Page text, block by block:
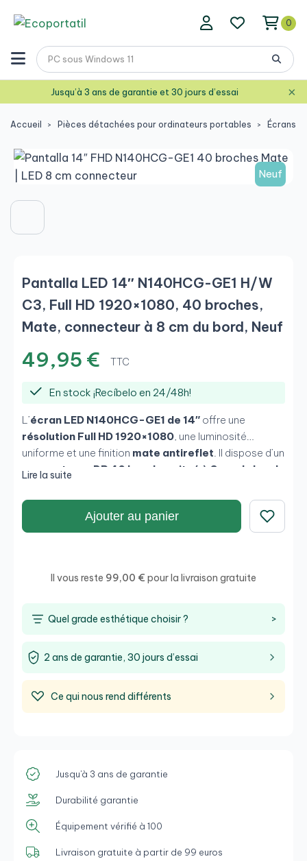
0
Jusqu’à 3 ans de garantie et 30 jours d’essai ×
Accueil Pièces détachées pour ordinateurs portables Écrans
Neuf
Pantalla LED 14″ N140HCG-GE1 H/W
C3, Full HD 1920×1080, 40 broches,
Mate, connecteur à 8 cm du bord, Neuf
49,95 € TTC
En stock ¡Recíbelo en 24/48h!
L’écran LED N140HCG-GE1 de 14″ offre une
résolution Full HD 1920×1080, une luminosité
uniforme et une finition mate antireflet. Il dispose d’un
connecteur eDP 40 broches situé à 8 cm du bord
ordinateurs portables. Son panneau de typeIPS ou TN
(selon le lot)assure une grande netteté et une fidélité
des couleurs, ce qui en fait uneexcellente option de
spécifications.
Lire la suite
Ajouter au panier
Il vous reste 99,00 € pour la livraison gratuite
Quel grade esthétique choisir ? >
2 ans de garantie, 30 jours d’essai
Ce qui nous rend différents
Jusqu'à 3 ans de garantie
Durabilité garantie
Équipement vérifié à 100
Livraison gratuite à partir de 99 euros